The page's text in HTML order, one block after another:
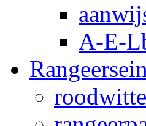
A-E-
Rangeersein